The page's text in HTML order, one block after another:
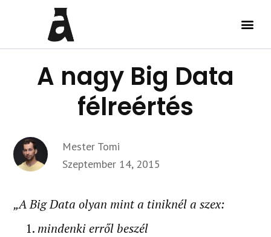
A nagy Big Data
félreértés
Mester Tomi
Szeptember 14, 2015
„A Big Data olyan mint a tiniknél a szex:
mindenki erről beszél